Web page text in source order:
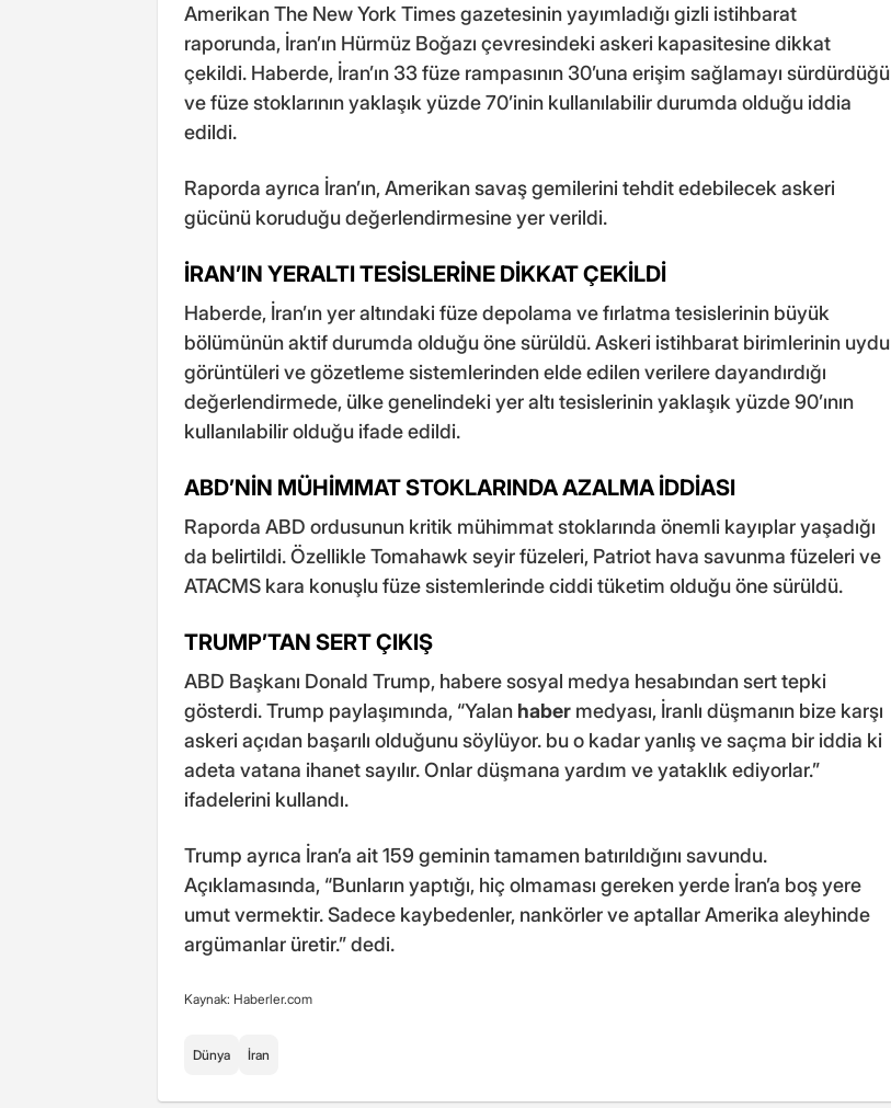
Amerikan The New York Times gazetesinin yayımladığı gizli istihbarat
raporunda, İran’ın Hürmüz Boğazı çevresindeki askeri kapasitesine dikkat
çekildi. Haberde, İran’ın 33 füze rampasının 30’una erişim sağlamayı sürdürdüğü
ve füze stoklarının yaklaşık yüzde 70’inin kullanılabilir durumda olduğu iddia
edildi.
Raporda ayrıca İran’ın, Amerikan savaş gemilerini tehdit edebilecek askeri
gücünü koruduğu değerlendirmesine yer verildi.
İRAN’IN YERALTI TESİSLERİNE DİKKAT ÇEKİLDİ
Haberde, İran’ın yer altındaki füze depolama ve fırlatma tesislerinin büyük
bölümünün aktif durumda olduğu öne sürüldü. Askeri istihbarat birimlerinin uydu
görüntüleri ve gözetleme sistemlerinden elde edilen verilere dayandırdığı
değerlendirmede, ülke genelindeki yer altı tesislerinin yaklaşık yüzde 90’ının
kullanılabilir olduğu ifade edildi.
ABD’NİN MÜHİMMAT STOKLARINDA AZALMA İDDİASI
Raporda ABD ordusunun kritik mühimmat stoklarında önemli kayıplar yaşadığı
da belirtildi. Özellikle Tomahawk seyir füzeleri, Patriot hava savunma füzeleri ve
ATACMS kara konuşlu füze sistemlerinde ciddi tüketim olduğu öne sürüldü.
TRUMP’TAN SERT ÇIKIŞ
ABD Başkanı Donald Trump, habere sosyal medya hesabından sert tepki
gösterdi. Trump paylaşımında, “Yalan haber medyası, İranlı düşmanın bize karşı
askeri açıdan başarılı olduğunu söylüyor. bu o kadar yanlış ve saçma bir iddia ki
adeta vatana ihanet sayılır. Onlar düşmana yardım ve yataklık ediyorlar.”
ifadelerini kullandı.
Trump ayrıca İran’a ait 159 geminin tamamen batırıldığını savundu.
Açıklamasında, “Bunların yaptığı, hiç olmaması gereken yerde İran’a boş yere
umut vermektir. Sadece kaybedenler, nankörler ve aptallar Amerika aleyhinde
argümanlar üretir.” dedi.
Kaynak: Haberler.com
Dünya İran